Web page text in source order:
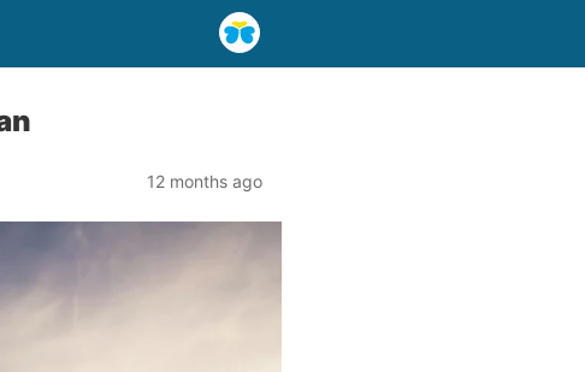
12 months ago